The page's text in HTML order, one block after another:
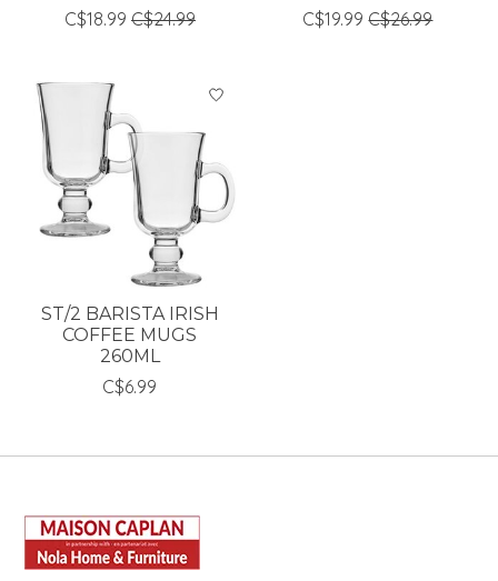
C$18.99 C$24.99 C$19.99 C$26.99
ST/2 BARISTA IRISH
COFFEE MUGS
260ML
C$6.99